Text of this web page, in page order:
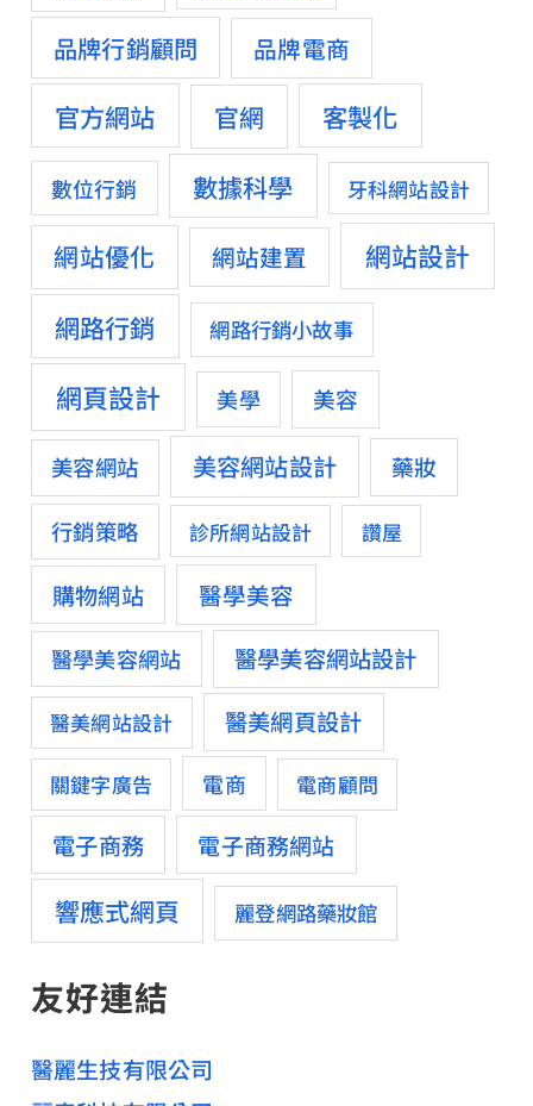
品牌行銷顧問 品牌電商
官方網站 官網 客製化
數位行銷 數據科學 牙科網站設計
網站優化 網站建置
網站設計
網路行銷
網路行銷小故事
網頁設計 美學 美容
美容網站 美容網站設計 藥妝
行銷策略 診所網站設計 讚屋
購物網站 醫學美容
醫學美容網站 醫學美容網站設計
醫美網站設計 醫美網頁設計
關鍵字廣告 電商 電商顧問
電子商務 電子商務網站
響應式網頁 麗登網路藥妝館
友好連結
醫麗生技有限公司